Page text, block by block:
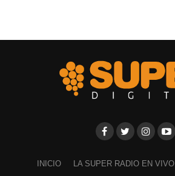
INICIO LA SUPER RADIO EN VIVO